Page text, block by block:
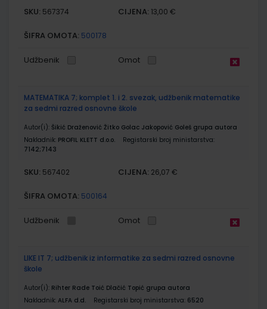
SKU: 567374 CIJENA: 13,00 €
ŠIFRA OMOTA: 500178
Udžbenik Omot
MATEMATIKA 7; komplet 1. i 2. svezak, udžbenik matematike
za sedmi razred osnovne škole
Autor(i): Šikić Draženović Žitko Golac Jakopović Goleš grupa autora
Nakladnik: PROFIL KLETT d.o.o.
Registarski broj ministarstva:
7142;7143
SKU: 567402 CIJENA: 26,07 €
ŠIFRA OMOTA: 500164
Udžbenik Omot
LIKE IT 7; udžbenik iz informatike za sedmi razred osnovne
škole
Autor(i): Rihter Rade Toić Dlačić Topić grupa autora
Nakladnik: ALFA d.d. Registarski broj ministarstva: 6520